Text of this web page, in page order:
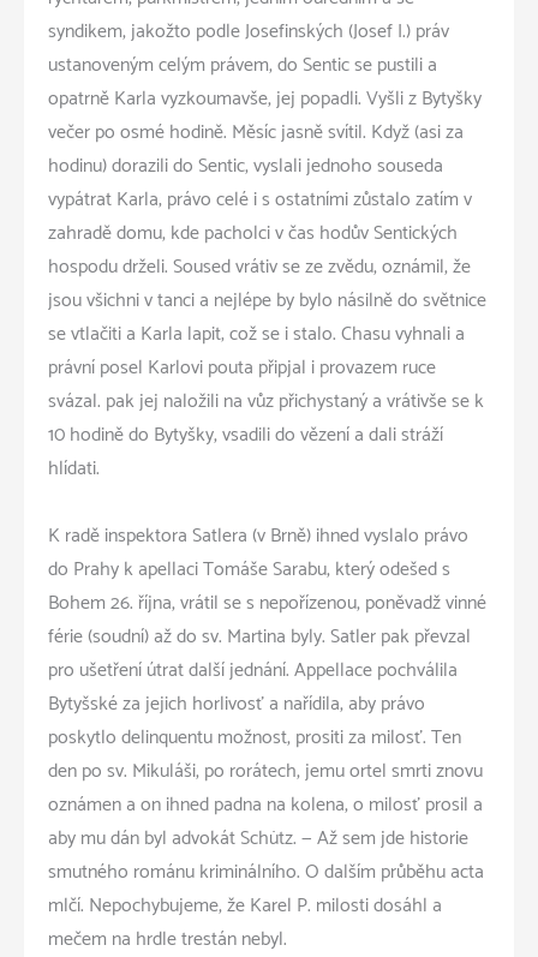
syndikem, jakožto podle Josefinských (Josef I.) práv
ustanoveným celým právem, do Sentic se pustili a
opatrně Karla vyzkoumavše, jej popadli. Vyšli z Bytyšky
večer po osmé hodině. Měsíc jasně svítil. Když (asi za
hodinu) dorazili do Sentic, vyslali jednoho souseda
vypátrat Karla; právo celé i s ostatními zůstalo zatím v
zahradě domu, kde pacholci v čas hodův Sentických
hospodu drželi. Soused vrátiv se ze zvědu, oznámil, že
jsou všichni v tanci a nejlépe by bylo násilně do světnice
se vtlačiti a Karla lapit; což se i stalo. Chasu vyhnali a
právní posel Karlovi pouta připjal i provazem ruce
svázal. pak jej naložili na vůz přichystaný a vrátivše se k
10 hodině do Bytyšky, vsadili do vězení a dali stráží
hlídati.
K radě inspektora Satlera (v Brně) ihned vyslalo právo
do Prahy k apellaci Tomáše Sarabu, který odešed s
Bohem 26. října, vrátil se s nepořízenou, poněvadž vinné
férie (soudní) až do sv. Martina byly. Satler pak převzal
pro ušetření útrat další jednání. Appellace pochválila
Bytyšské za jejich horlivosť a nařídila, aby právo
poskytlo delinquentu možnost, prositi za milosť. Ten
den po sv. Mikuláši, po rorátech, jemu ortel smrti znovu
oznámen a on ihned padna na kolena, o milosť prosil a
aby mu dán byl advokát Schütz. — Až sem jde historie
smutného románu kriminálního. O dalším průběhu acta
mlčí. Nepochybujeme, že Karel P. milosti dosáhl a
mečem na hrdle trestán nebyl.